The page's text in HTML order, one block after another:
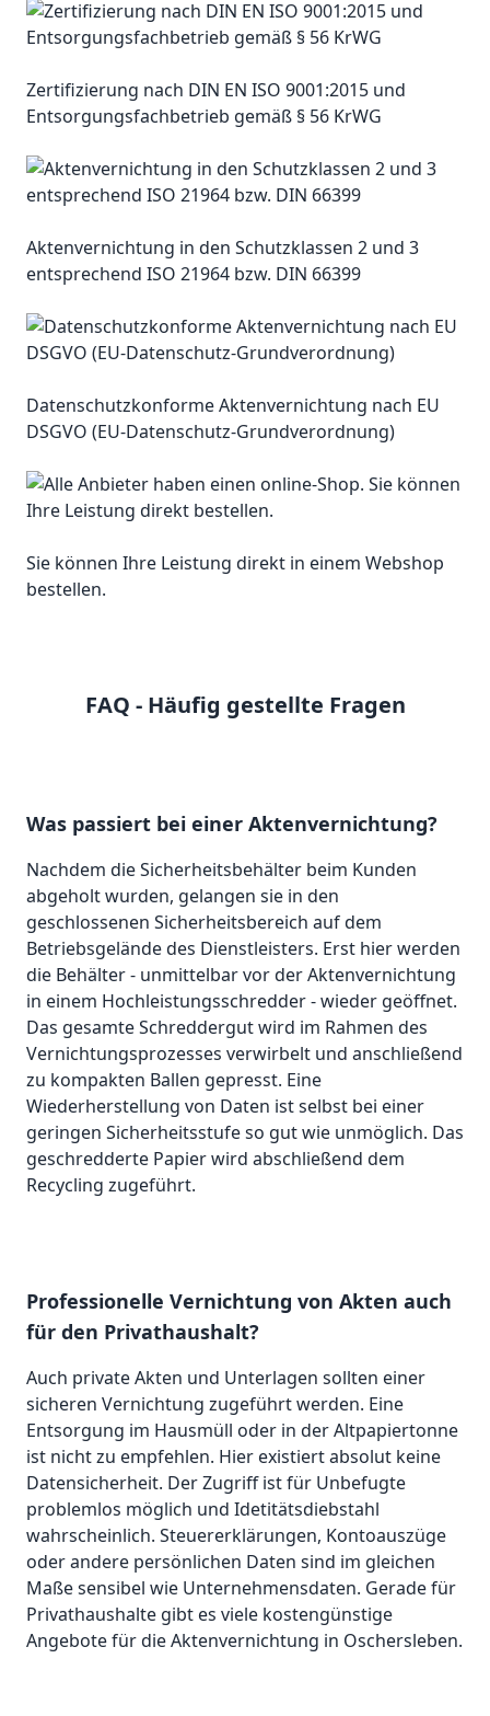
Zertifizierung nach DIN EN ISO 9001:2015 und
Entsorgungsfachbetrieb gemäß § 56 KrWG
Aktenvernichtung in den Schutzklassen 2 und 3
entsprechend ISO 21964 bzw. DIN 66399
Datenschutzkonforme Aktenvernichtung nach EU
DSGVO (EU-Datenschutz-Grundverordnung)
Sie können Ihre Leistung direkt in einem Webshop
bestellen.
FAQ - Häufig gestellte Fragen
Was passiert bei einer Aktenvernichtung?
Nachdem die Sicherheitsbehälter beim Kunden
abgeholt wurden, gelangen sie in den
geschlossenen Sicherheitsbereich auf dem
Betriebsgelände des Dienstleisters. Erst hier werden
die Behälter - unmittelbar vor der Aktenvernichtung
in einem Hochleistungsschredder - wieder geöffnet.
Das gesamte Schreddergut wird im Rahmen des
Vernichtungsprozesses verwirbelt und anschließend
zu kompakten Ballen gepresst. Eine
Wiederherstellung von Daten ist selbst bei einer
geringen Sicherheitsstufe so gut wie unmöglich. Das
geschredderte Papier wird abschließend dem
Recycling zugeführt.
Professionelle Vernichtung von Akten auch
für den Privathaushalt?
Auch private Akten und Unterlagen sollten einer
sicheren Vernichtung zugeführt werden. Eine
Entsorgung im Hausmüll oder in der Altpapiertonne
ist nicht zu empfehlen. Hier existiert absolut keine
Datensicherheit. Der Zugriff ist für Unbefugte
problemlos möglich und Idetitätsdiebstahl
wahrscheinlich. Steuererklärungen, Kontoauszüge
oder andere persönlichen Daten sind im gleichen
Maße sensibel wie Unternehmensdaten. Gerade für
Privathaushalte gibt es viele kostengünstige
Angebote für die Aktenvernichtung in Oschersleben.